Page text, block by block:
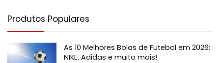
Produtos Populares
As 10 Melhores Bolas de Futebol em 2026:
NIKE, Adidas e muito mais!